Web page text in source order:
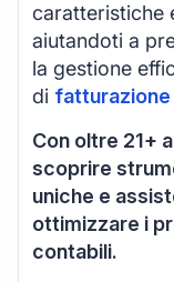
caratteristiche
aiutandoti a
la gestione
di
Con oltre 21+
scoprire
uniche e
ottimizzare i
contabili.